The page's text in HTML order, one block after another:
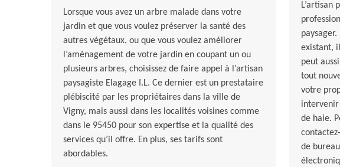
Lorsque vous avez un arbre malade dans votre
jardin et que vous voulez préserver la santé des
autres végétaux, ou que vous voulez améliorer
l’aménagement de votre jardin en coupant un ou
plusieurs arbres, choisissez de faire appel à l’artisan
paysagiste Elagage I.L. Ce dernier est un prestataire
plébiscité par les propriétaires dans la ville de
Vigny, mais aussi dans les localités voisines comme
dans le 95450 pour son expertise et la qualité des
services qu’il offre. En plus, ses tarifs sont
abordables.
L’artisan
existant,
peut
tout
votre
intervenir
de haie.
de